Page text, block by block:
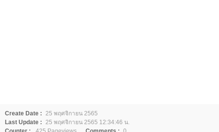
Create Date : 25 พฤศจิกายน 2565
Last Update : 25 พฤศจิกายน 2565 12:34:46 น.